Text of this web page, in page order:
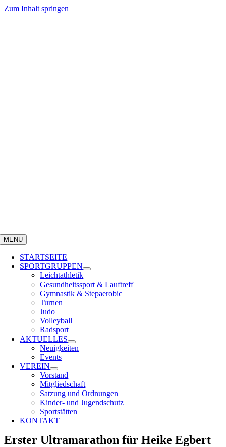
Zum Inhalt springen
MENU
STARTSEITE
SPORTGRUPPEN
Leichtathletik
Gesundheitssport & Lauftreff
Gymnastik & Stepaerobic
Turnen
Judo
Volleyball
Radsport
AKTUELLES
Neuigkeiten
Events
VEREIN
Vorstand
Mitgliedschaft
Satzung und Ordnungen
Kinder- und Jugendschutz
Sportstätten
KONTAKT
Erster Ultramarathon für Heike Egbert